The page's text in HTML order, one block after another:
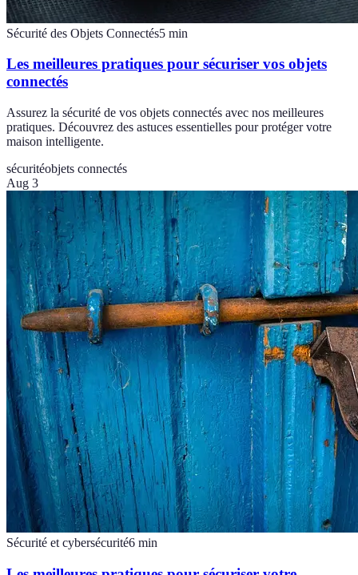
Sécurité des Objets Connectés5 min
Les meilleures pratiques pour sécuriser vos objets
connectés
Assurez la sécurité de vos objets connectés avec nos meilleures
pratiques. Découvrez des astuces essentielles pour protéger votre
maison intelligente.
sécuritéobjets connectés
Aug 3
Sécurité et cybersécurité6 min